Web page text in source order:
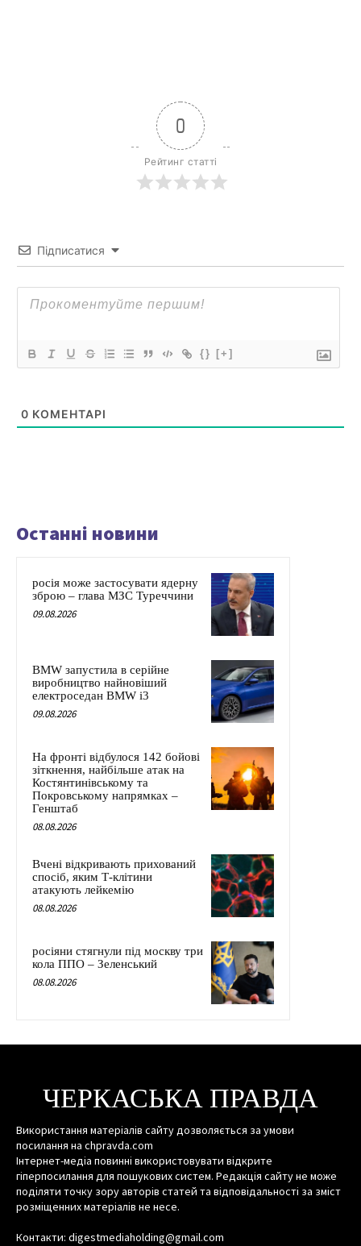
0
Рейтинг статті
Підписатися
{} [+]
0 КОМЕНТАРІ
Останні новини
росія може застосувати ядерну
зброю – глава МЗС Туреччини
09.08.2026
BMW запустила в серійне
виробництво найновіший
електроседан BMW i3
09.08.2026
На фронті відбулося 142 бойові
зіткнення, найбільше атак на
Костянтинівському та
Покровському напрямках –
Генштаб
08.08.2026
Вчені відкривають прихований
спосіб, яким Т-клітини
атакують лейкемію
08.08.2026
росіяни стягнули під москву три
кола ППО – Зеленський
08.08.2026
ЧЕРКАСЬКА ПРАВДА
Використання матеріалів сайту дозволяється за умови
посилання на chpravda.com
Інтернет-медіа повинні використовувати відкрите
гіперпосилання для пошукових систем. Редакція сайту не може
поділяти точку зору авторів статей та відповідальності за зміст
розміщенних матеріалів не несе.
Контакти: digestmediaholding@gmail.com